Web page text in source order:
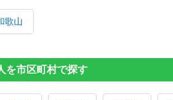
歌山
を市区町村で探す